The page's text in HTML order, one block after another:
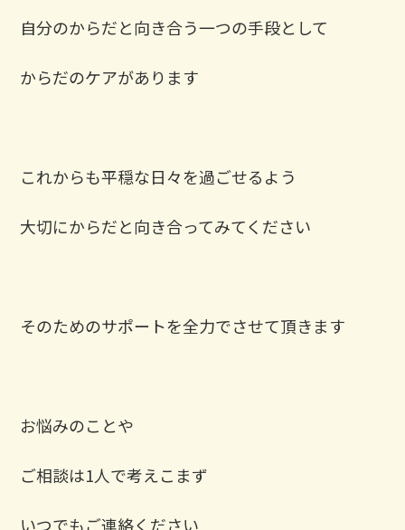
自分のからだと向き合う一つの手段として
からだのケアがあります
これからも平穏な日々を過ごせるよう
大切にからだと向き合ってみてください
そのためのサポートを全力でさせて頂きます
お悩みのことや
ご相談は1人で考えこまず
いつでもご連絡ください